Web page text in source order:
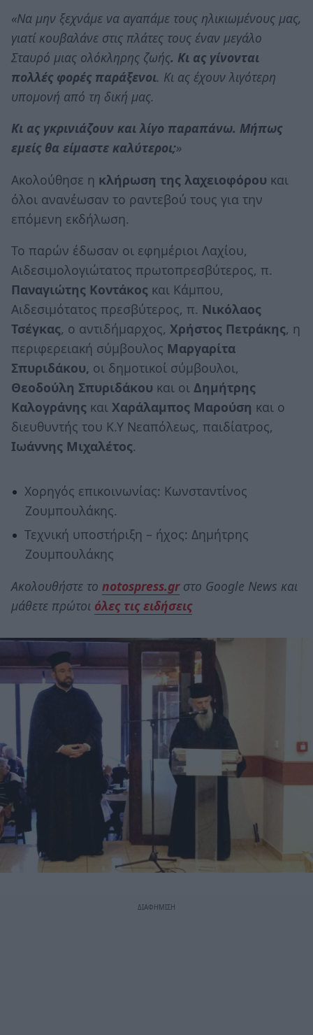
«Να μην ξεχνάμε να αγαπάμε τους ηλικιωμένους μας,
γιατί κουβαλάνε στις πλάτες τους έναν μεγάλο
Σταυρό μιας ολόκληρης ζωής. Κι ας γίνονται
πολλές φορές παράξενοι. Κι ας έχουν λιγότερη
υπομονή από τη δική μας.
Κι ας γκρινιάζουν και λίγο παραπάνω. Μήπως
εμείς θα είμαστε καλύτεροι;»
Ακολούθησε η κλήρωση της λαχειοφόρου και
όλοι ανανέωσαν το ραντεβού τους για την
επόμενη εκδήλωση.
Το παρών έδωσαν οι εφημέριοι Λαχίου,
Αιδεσιμολογιώτατος πρωτοπρεσβύτερος, π.
Παναγιώτης Κοντάκος και Κάμπου,
Αιδεσιμότατος πρεσβύτερος, π. Νικόλαος
Τσέγκας, ο αντιδήμαρχος, Χρήστος Πετράκης, η
περιφερειακή σύμβουλος Μαργαρίτα
Σπυριδάκου, οι δημοτικοί σύμβουλοι,
Θεοδούλη Σπυριδάκου και οι Δημήτρης
Καλογράνης και Χαράλαμπος Μαρούση και ο
διευθυντής του Κ.Υ Νεαπόλεως, παιδίατρος,
Ιωάννης Μιχαλέτος.
Χορηγός επικοινωνίας: Κωνσταντίνος
Ζουμπουλάκης.
Τεχνική υποστήριξη – ήχος: Δημήτρης
Ζουμπουλάκης
Ακολουθήστε το notospress.grστο Google News και
μάθετε πρώτοι όλες τις ειδήσεις